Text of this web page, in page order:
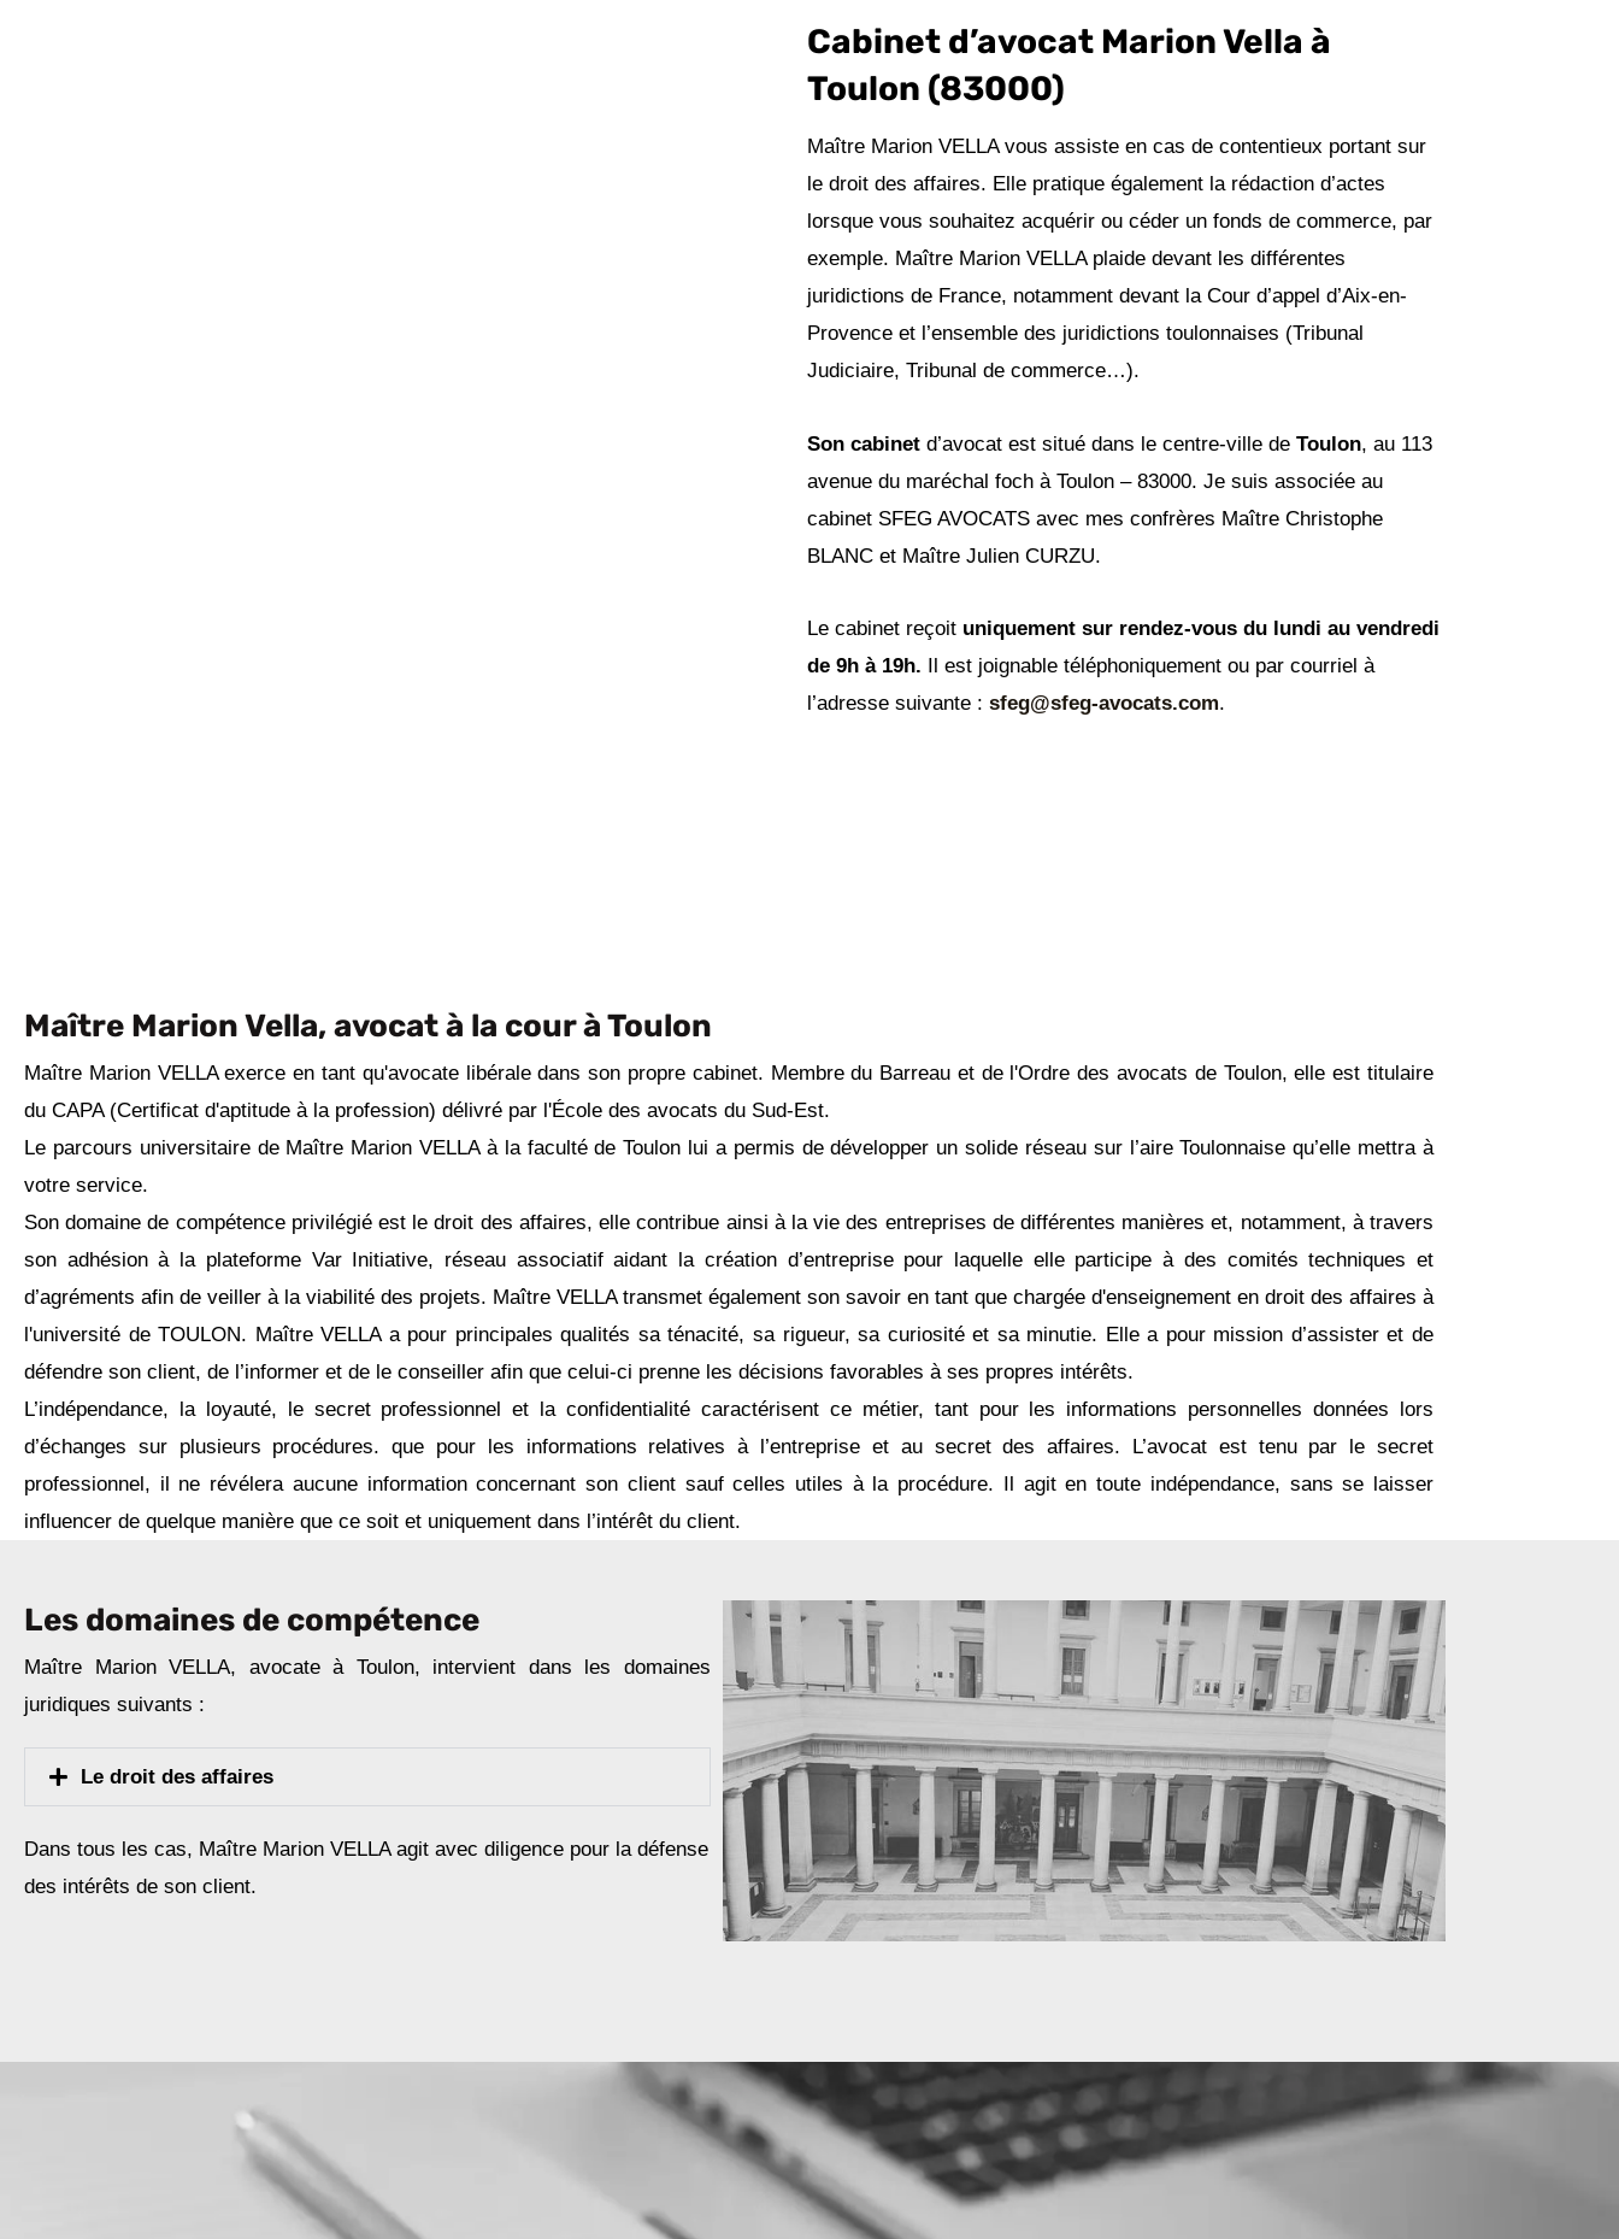
Cabinet d’avocat Marion Vella à
Toulon (83000)
Maître Marion VELLA vous assiste en cas de contentieux portant sur
le droit des affaires. Elle pratique également la rédaction d’actes
lorsque vous souhaitez acquérir ou céder un fonds de commerce, par
exemple. Maître Marion VELLA plaide devant les différentes
juridictions de France, notamment devant la Cour d’appel d’Aix-en-
Provence et l’ensemble des juridictions toulonnaises (Tribunal
Judiciaire, Tribunal de commerce…).
Son cabinet d’avocat est situé dans le centre-ville de Toulon, au 113
avenue du maréchal foch à Toulon – 83000. Je suis associée au
cabinet SFEG AVOCATS avec mes confrères Maître Christophe
BLANC et Maître Julien CURZU.
Le cabinet reçoit uniquement sur rendez-vous du lundi au vendredi
de 9h à 19h. Il est joignable téléphoniquement ou par courriel à
l’adresse suivante : sfeg@sfeg-avocats.com.
Maître Marion Vella, avocat à la cour à Toulon
Maître Marion VELLA exerce en tant qu'avocate libérale dans son propre cabinet. Membre du Barreau et de l'Ordre des avocats de Toulon, elle est titulaire
du CAPA (Certificat d'aptitude à la profession) délivré par l'École des avocats du Sud-Est.
Le parcours universitaire de Maître Marion VELLA à la faculté de Toulon lui a permis de développer un solide réseau sur l’aire Toulonnaise qu’elle mettra à
votre service.
Son domaine de compétence privilégié est le droit des affaires, elle contribue ainsi à la vie des entreprises de différentes manières et, notamment, à travers
son adhésion à la plateforme Var Initiative, réseau associatif aidant la création d’entreprise pour laquelle elle participe à des comités techniques et
d’agréments afin de veiller à la viabilité des projets. Maître VELLA transmet également son savoir en tant que chargée d'enseignement en droit des affaires à
l'université de TOULON. Maître VELLA a pour principales qualités sa ténacité, sa rigueur, sa curiosité et sa minutie. Elle a pour mission d’assister et de
défendre son client, de l’informer et de le conseiller afin que celui-ci prenne les décisions favorables à ses propres intérêts.
L’indépendance, la loyauté, le secret professionnel et la confidentialité caractérisent ce métier, tant pour les informations personnelles données lors
d’échanges sur plusieurs procédures. que pour les informations relatives à l’entreprise et au secret des affaires. L’avocat est tenu par le secret
professionnel, il ne révélera aucune information concernant son client sauf celles utiles à la procédure. Il agit en toute indépendance, sans se laisser
influencer de quelque manière que ce soit et uniquement dans l’intérêt du client.
Les domaines de compétence
Maître Marion VELLA, avocate à Toulon, intervient dans les domaines
juridiques suivants :
Le droit des affaires
Dans tous les cas, Maître Marion VELLA agit avec diligence pour la défense
des intérêts de son client.